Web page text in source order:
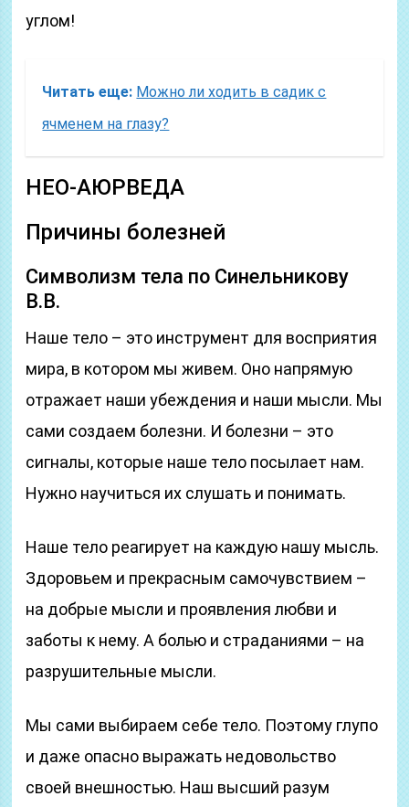
углом!
Читать еще: Можно ли ходить в садик с
ячменем на глазу?
НЕО-АЮРВЕДА
Причины болезней
Символизм тела по Синельникову
В.В.
Наше тело – это инструмент для восприятия
мира, в котором мы живем. Оно напрямую
отражает наши убеждения и наши мысли. Мы
сами создаем болезни. И болезни – это
сигналы, которые наше тело посылает нам.
Нужно научиться их слушать и понимать.
Наше тело реагирует на каждую нашу мысль.
Здоровьем и прекрасным самочувствием –
на добрые мысли и проявления любви и
заботы к нему. А болью и страданиями – на
разрушительные мысли.
Мы сами выбираем себе тело. Поэтому глупо
и даже опасно выражать недовольство
своей внешностью. Наш высший разум